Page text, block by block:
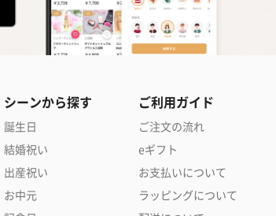
シーンから探す
誕生日
結婚祝い
出産祝い
お中元
ご利用ガイド
ご注文の流れ
eギフト
お支払いについて
ラッピングについて